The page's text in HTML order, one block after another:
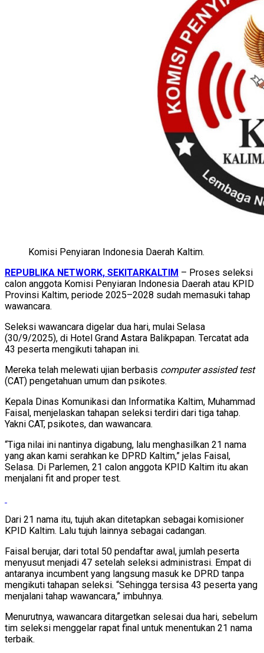
Komisi Penyiaran Indonesia Daerah Kaltim.
REPUBLIKA NETWORK, SEKITARKALTIM – Proses seleksi
calon anggota Komisi Penyiaran Indonesia Daerah atau KPID
Provinsi Kaltim, periode 2025–2028 sudah memasuki tahap
wawancara.
Seleksi wawancara digelar dua hari, mulai Selasa
(30/9/2025), di Hotel Grand Astara Balikpapan. Tercatat ada
43 peserta mengikuti tahapan ini.
Mereka telah melewati ujian berbasis computer assisted test
(CAT) pengetahuan umum dan psikotes.
Kepala Dinas Komunikasi dan Informatika Kaltim, Muhammad
Faisal, menjelaskan tahapan seleksi terdiri dari tiga tahap.
Yakni CAT, psikotes, dan wawancara.
“Tiga nilai ini nantinya digabung, lalu menghasilkan 21 nama
yang akan kami serahkan ke DPRD Kaltim,” jelas Faisal,
Selasa. Di Parlemen, 21 calon anggota KPID Kaltim itu akan
menjalani fit and proper test.
Dari 21 nama itu, tujuh akan ditetapkan sebagai komisioner
KPID Kaltim. Lalu tujuh lainnya sebagai cadangan.
Faisal berujar, dari total 50 pendaftar awal, jumlah peserta
menyusut menjadi 47 setelah seleksi administrasi. Empat di
antaranya incumbent yang langsung masuk ke DPRD tanpa
mengikuti tahapan seleksi. “Sehingga tersisa 43 peserta yang
menjalani tahap wawancara,” imbuhnya.
Menurutnya, wawancara ditargetkan selesai dua hari, sebelum
tim seleksi menggelar rapat final untuk menentukan 21 nama
terbaik.